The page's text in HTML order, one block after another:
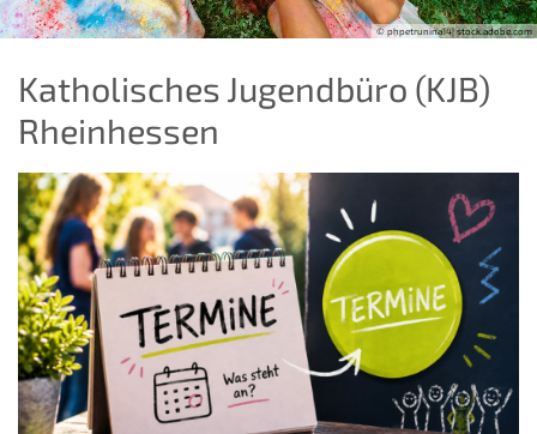
© phpetrunina14| stock.adobe.com
Katholisches Jugendbüro (KJB)
Rheinhessen